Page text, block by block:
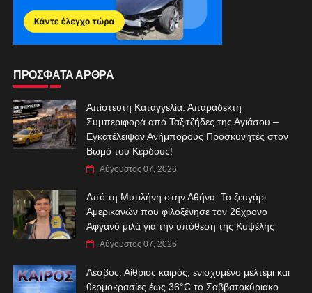
ΠΡΟΣΦΑΤΑ ΑΡΘΡΑ
Απίστευτη Καταγγελία: Απαράδεκτη
Συμπεριφορά από Ταξιτζήδες της Αγιάσου –
Εγκατέλειψαν Ανήμπορους Προσκυνητές στον
Βωμό του Κέρδους!
Αύγουστος 07, 2026
Από τη Μυτιλήνη στην Αθήνα: Το ζευγάρι
Αμερικανών που φιλοξένησε τον 26χρονο
Αφγανό μιλά για την υπόθεση της Κυψέλης
Αύγουστος 07, 2026
Λέσβος: Αίθριος καιρός, ενισχυμένο μελτέμι και
θερμοκρασίες έως 36°C το Σαββατοκύριακο